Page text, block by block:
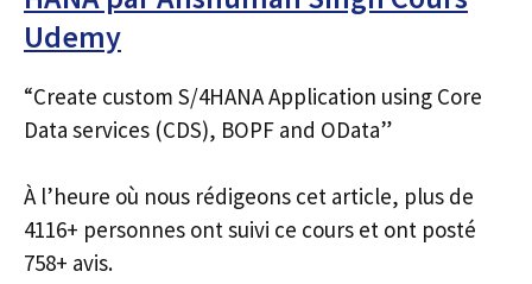
Udemy
“Create custom S/4HANA Application using Core
Data services (CDS), BOPF and OData”
À l’heure où nous rédigeons cet article, plus de
4116+ personnes ont suivi ce cours et ont posté
758+ avis.